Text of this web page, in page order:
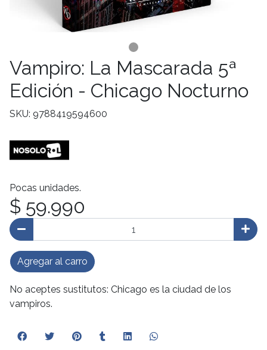
Vampiro: La Mascarada 5ª
Edición - Chicago Nocturno
SKU: 9788419594600
Pocas unidades.
$ 59.990
Agregar al carro
No aceptes sustitutos: Chicago es la ciudad de los
vampiros.